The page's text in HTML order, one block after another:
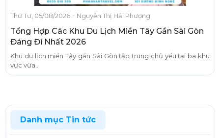
Thứ Tư, 05/08/2026 - Nguyễn Thị Hải Phượng
Tổng Hợp Các Khu Du Lịch Miền Tây Gần Sài Gòn
Đáng Đi Nhất 2026
Khu du lịch miền Tây gần Sài Gòn tập trung chủ yếu tại ba khu
vực vừa...
Danh mục Tin tức